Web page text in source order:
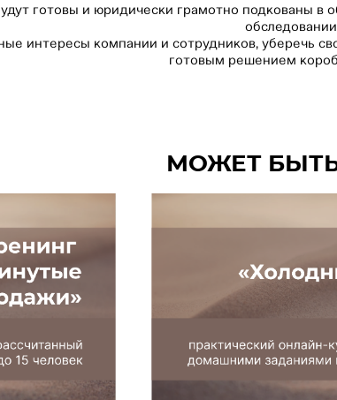
готовы и юридически грамотно подкованы в
интересы компании и сотрудников, уберечь
готовым решением
МОЖЕТ